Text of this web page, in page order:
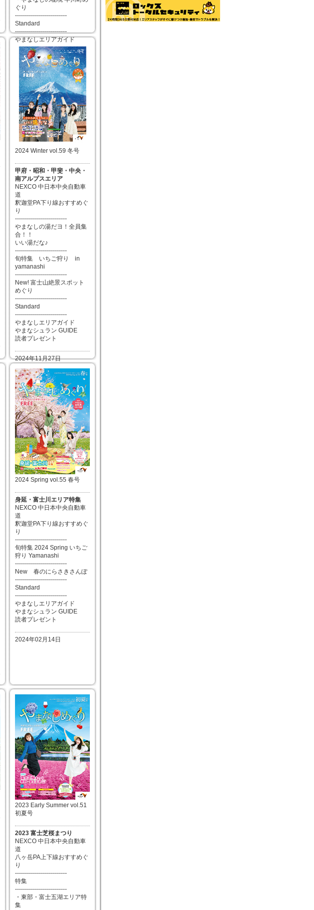
ぐり
--------------------------
Standard
--------------------------
やまなしエリアガイド
やまなシュラン GUIDE
読者プレゼント
2025年09月03日
2024 Winter vol.59 冬号
甲府・昭和・甲斐・中央・
南アルプスエリア
NEXCO 中日本中央自動車
道
釈迦堂PA下り線おすすめぐ
り
--------------------------
やまなしの湯だヨ！全員集
合！！
いい湯だな♪
--------------------------
旬特集 いちご狩り in
yamanashi
--------------------------
New! 富士山絶景スポット
めぐり
--------------------------
Standard
--------------------------
やまなしエリアガイド
やまなシュラン GUIDE
読者プレゼント
2024年11月27日
2024 Spring vol.55 春号
身延・富士川エリア特集
NEXCO 中日本中央自動車
道
釈迦堂PA下り線おすすめぐ
り
--------------------------
旬特集 2024 Spring いちご
狩り Yamanashi
--------------------------
New 春のにらさきさんぽ
--------------------------
Standard
--------------------------
やまなしエリアガイド
やまなシュラン GUIDE
読者プレゼント
2024年02月14日
2023 Early Summer vol.51
初夏号
2023 富士芝桜まつり
NEXCO 中日本中央自動車
道
八ヶ岳PA上下線おすすめぐ
り
--------------------------
特集
--------------------------
・東部・富士五湖エリア特
集